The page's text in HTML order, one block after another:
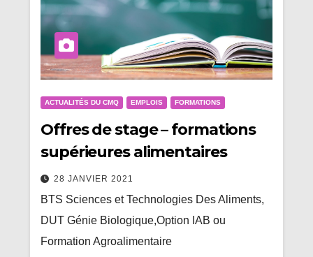
ACTUALITÉS DU CMQ EMPLOIS FORMATIONS
Offres de stage – formations
supérieures alimentaires
28 JANVIER 2021
BTS Sciences et Technologies Des Aliments,
DUT Génie Biologique,Option IAB ou
Formation Agroalimentaire